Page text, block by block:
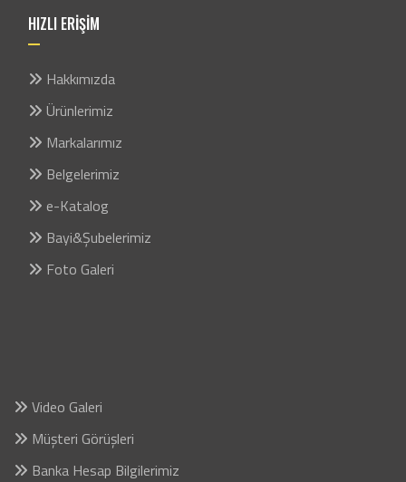
HIZLI ERİŞİM
Hakkımızda
Ürünlerimiz
Markalarımız
Belgelerimiz
e-Katalog
Bayi&Şubelerimiz
Foto Galeri
Video Galeri
Müşteri Görüşleri
Banka Hesap Bilgilerimiz